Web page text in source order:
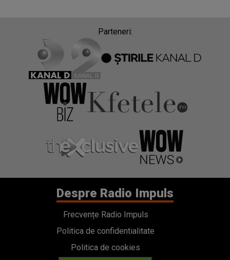
Parteneri:
Despre Radio Impuls
Frecvențe Radio Impuls
Politica de confidentialitate
Politica de cookies